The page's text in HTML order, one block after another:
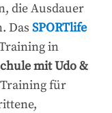
die Ausdauer
Das SPORTlife
in
mit Udo &
für